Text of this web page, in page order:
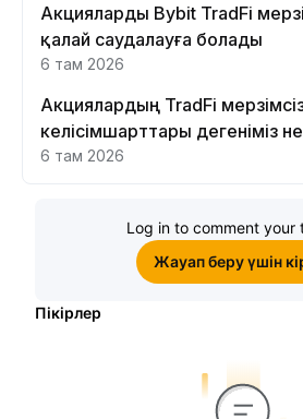
Акцияларды Bybit TradFi
қалай саудалауға болады
6 там 2026
Акциялардың TradFi
келісімшарттары дегеніміз
Bybit платформасында неге
6 там 2026
Log in to comment your
Жауап беру үшін
Пікірлер